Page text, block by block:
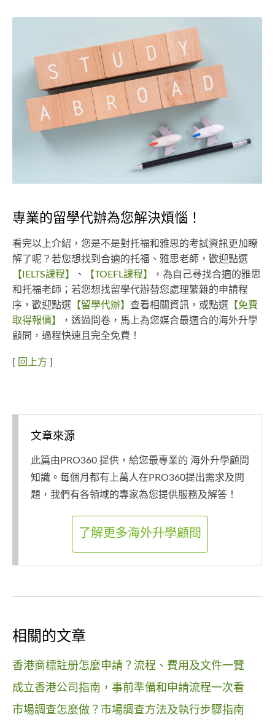
專業的留學代辦為您解決煩惱！
看完以上介紹，您是不是對托福和雅思的考試資訊更加瞭
解了呢？若您想找到合適的托福、雅思老師，歡迎點選
【IELTS課程】
、 【TOEFL課程】
，為自己尋找合適的雅思
和托福老師；若您想找留學代辦替您處理繁雜的申請程
序，歡迎點選 【留學代辦】 查看相關資訊，或點選 【免費
取得報價】
，透過問卷，馬上為您媒合最適合的海外升學
顧問，過程快速且完全免費！
[ 回上方 ]
文章來源
此篇由PRO360 提供，給您最專業的 海外升學顧問
知識。每個月都有上萬人在PRO360提出需求及問
題，我們有各領域的專家為您提供服務及解答！
了解更多海外升學顧問
相關的文章
香港商標註册怎麼申請？流程、費用及文件一覽
成立香港公司指南，事前準備和申請流程一次看
市場調查怎麼做？市場調查方法及執行步驟指南